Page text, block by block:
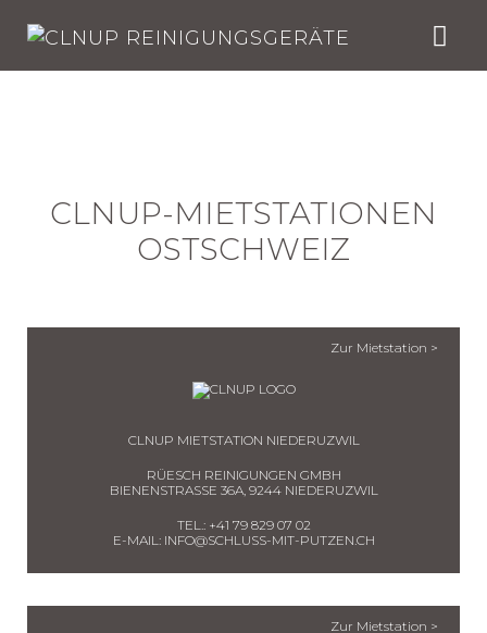
content
CLNUP-MIETSTATIONEN
OSTSCHWEIZ
CLNUP MIETSTATION NIEDERUZWIL
RÜESCH REINIGUNGEN GMBH
BIENENSTRASSE 36A, 9244 NIEDERUZWIL
TEL.: +41 79 829 07 02
E-MAIL: INFO@SCHLUSS-MIT-PUTZEN.CH
Zur Mietstation >
Zur Mietstation >